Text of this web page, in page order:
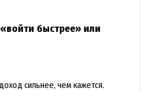
быстрее» или
сильнее, чем кажется.